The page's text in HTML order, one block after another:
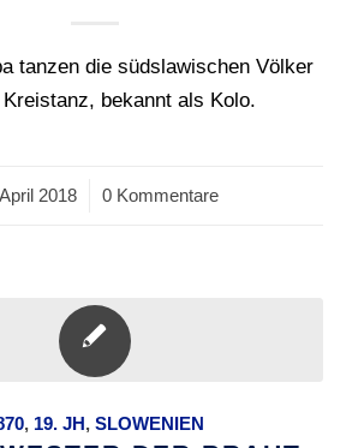
tanzen die südslawischen Völker
bekannt als Kolo.
2018
/ 0 Kommentare
, 19. JH, SLOWENIEN